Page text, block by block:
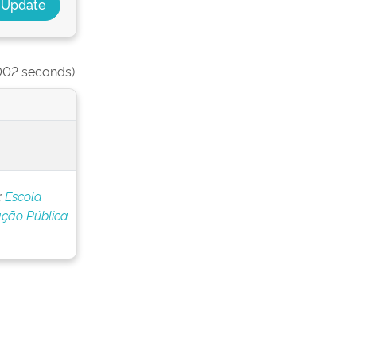
seconds).
;Escola
Pública